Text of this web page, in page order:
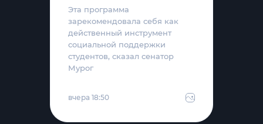
Эта программа
зарекомендовала себя как
действенный инструмент
социальной поддержки
студентов, сказал сенатор
Мурог
вчера 18:50